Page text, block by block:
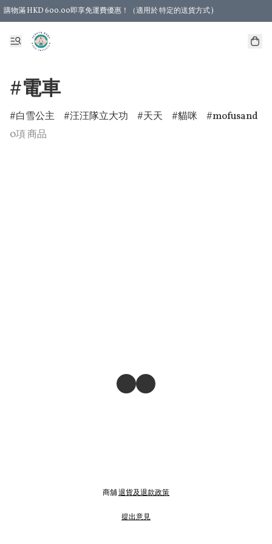
購物滿 HKD 600.00即享免運費優惠！（適用於 特定的送貨方式 )
#電車
白雪公主 汪汪隊立大功 天天 貓咪
mofusand
0項 商品
商舖退貨及退款政策
提出意見